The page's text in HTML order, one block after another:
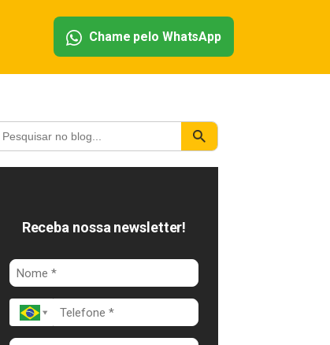
Chame pelo WhatsApp
Receba nossa newsletter!